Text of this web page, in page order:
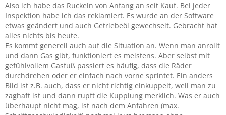
Also ich habe das Ruckeln von Anfang an seit Kauf. Bei jeder
Inspektion habe ich das reklamiert. Es wurde an der Software
etwas geändert und auch Getriebeöl gewechselt. Gebracht hat
alles nichts bis heute.
Es kommt generell auch auf die Situation an. Wenn man anrollt
und dann Gas gibt, funktioniert es meistens. Aber selbst mit
gefühlvollem Gasfuß passiert es häufig, dass die Räder
durchdrehen oder er einfach nach vorne sprintet. Ein anders
Bild ist z.B. auch, dass er nicht richtig einkuppelt, weil man zu
zaghaft ist und dann rupft die Kupplung merklich. Was er auch
überhaupt nicht mag, ist nach dem Anfahren (max.